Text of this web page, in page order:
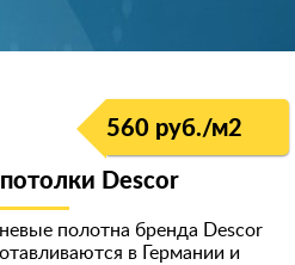
560 руб./м2
Descor
полотна бренда Descor
в Германии и